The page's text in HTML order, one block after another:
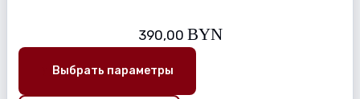
390,00 BYN
Выбрать параметры